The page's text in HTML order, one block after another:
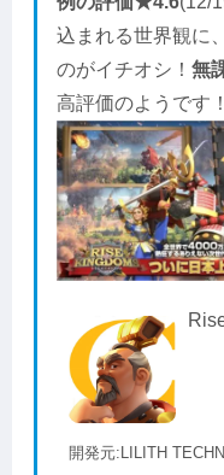
込まれる世界観に
のがイチオシ！無
高評価のようです！
開発元:LILITH